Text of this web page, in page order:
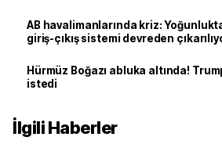
AB havalimanlarında kriz:
giriş-çıkış sistemi devreden
Hürmüz Boğazı abluka altında!
istedi
İlgili Haberler